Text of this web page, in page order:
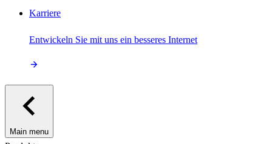
Karriere
Entwickeln Sie mit uns ein besseres Internet
Main menu